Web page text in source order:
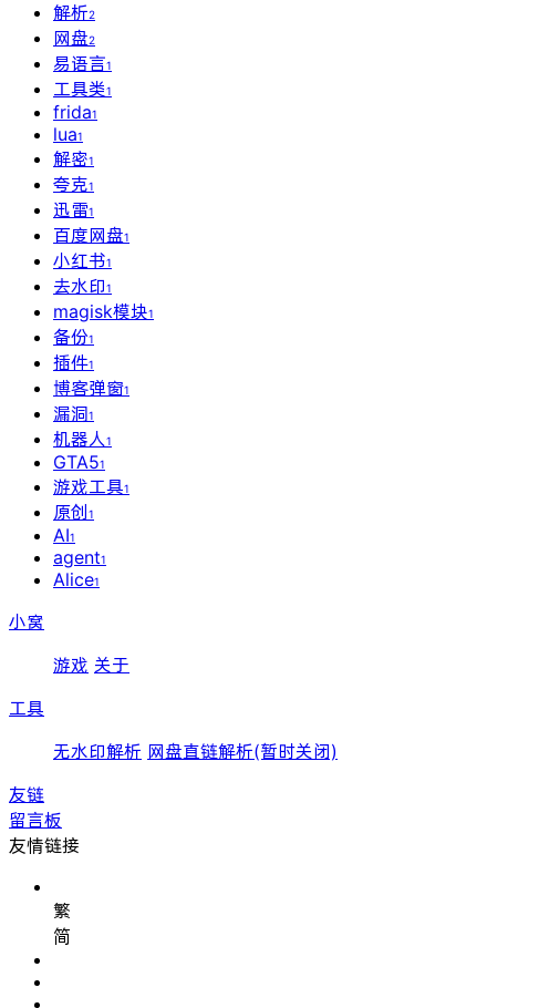
解析2
网盘2
易语言1
工具类1
frida1
lua1
解密1
夸克1
迅雷1
百度网盘1
小红书1
去水印1
magisk模块1
备份1
插件1
博客弹窗1
漏洞1
机器人1
GTA51
游戏工具1
原创 1
AI1
agent1
Alice1
小窝
游戏 关于
工具
无水印解析 网盘直链解析(暂时关闭)
友链
留言板
友情链接
繁
简